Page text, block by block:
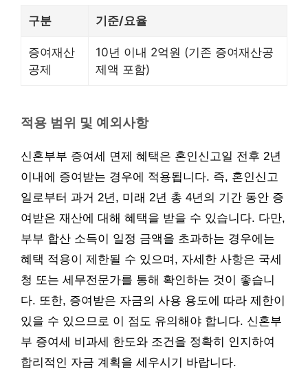
구분 기준/요율
증여재산
공제
10년 이내 2억원 (기존 증여재산공
제액 포함)
적용 범위 및 예외사항
신혼부부 증여세 면제 혜택은 혼인신고일 전후 2년
이내에 증여받는 경우에 적용됩니다. 즉, 혼인신고
일로부터 과거 2년, 미래 2년 총 4년의 기간 동안 증
여받은 재산에 대해 혜택을 받을 수 있습니다. 다만,
부부 합산 소득이 일정 금액을 초과하는 경우에는
혜택 적용이 제한될 수 있으며, 자세한 사항은 국세
청 또는 세무전문가를 통해 확인하는 것이 좋습니
다. 또한, 증여받은 자금의 사용 용도에 따라 제한이
있을 수 있으므로 이 점도 유의해야 합니다. 신혼부
부 증여세 비과세 한도와 조건을 정확히 인지하여
합리적인 자금 계획을 세우시기 바랍니다.